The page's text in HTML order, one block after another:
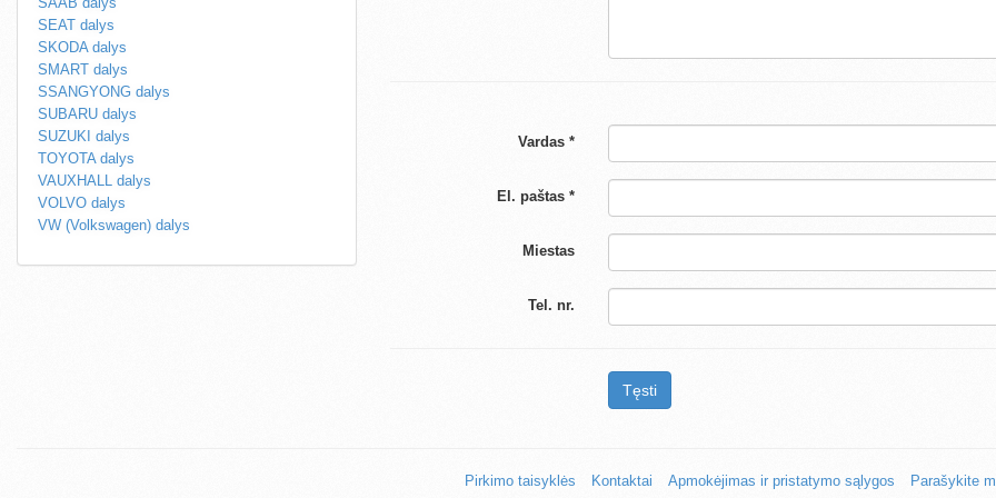
SEAT dalys
SKODA dalys
SMART dalys
SSANGYONG dalys
SUBARU dalys
SUZUKI dalys
TOYOTA dalys
VAUXHALL dalys
VOLVO dalys
VW (Volkswagen) dalys
Vardas *
El. paštas *
Miestas
Tel. nr.
Tęsti
Pirkimo taisyklės Kontaktai Apmokėjimas ir pristatymo sąlygos Parašykite